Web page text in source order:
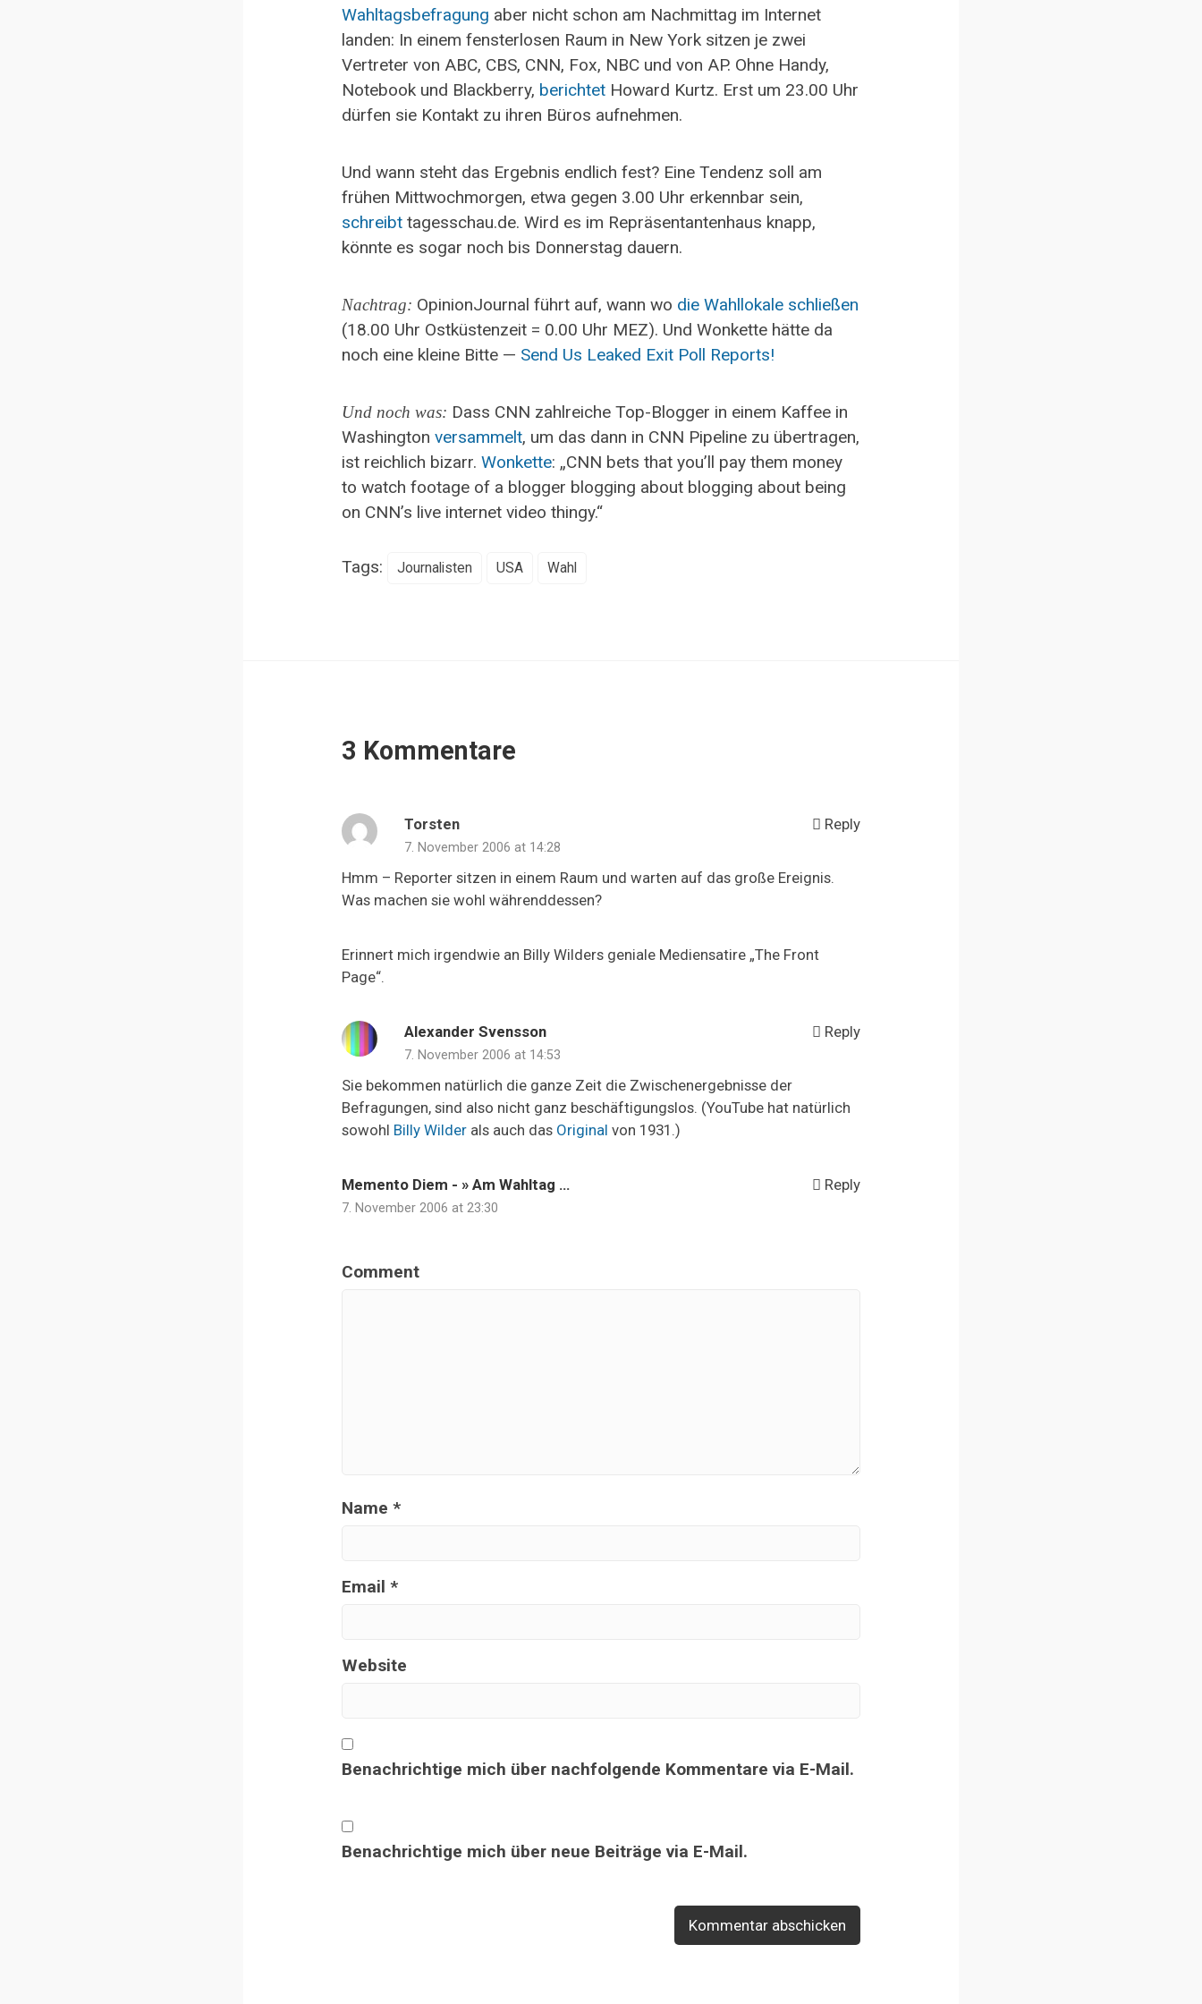
Wahltagsbefragung aber nicht schon am Nachmittag im Internet
landen: In einem fensterlosen Raum in New York sitzen je zwei
Vertreter von ABC, CBS, CNN, Fox, NBC und von AP. Ohne Handy,
Notebook und Blackberry, berichtet Howard Kurtz. Erst um 23.00 Uhr
dürfen sie Kontakt zu ihren Büros aufnehmen.
Und wann steht das Ergebnis endlich fest? Eine Tendenz soll am
frühen Mittwochmorgen, etwa gegen 3.00 Uhr erkennbar sein,
schreibt tagesschau.de. Wird es im Repräsentantenhaus knapp,
könnte es sogar noch bis Donnerstag dauern.
Nachtrag: OpinionJournal führt auf, wann wo die Wahllokale schließen
(18.00 Uhr Ostküstenzeit = 0.00 Uhr MEZ). Und Wonkette hätte da
noch eine kleine Bitte — Send Us Leaked Exit Poll Reports!
Und noch was: Dass CNN zahlreiche Top-Blogger in einem Kaffee in
Washington versammelt, um das dann in CNN Pipeline zu übertragen,
ist reichlich bizarr. Wonkette: „CNN bets that you’ll pay them money
to watch footage of a blogger blogging about blogging about being
on CNN’s live internet video thingy.“
Tags: Journalisten USA Wahl
3 Kommentare
Torsten
7. November 2006 at 14:28
Hmm – Reporter sitzen in einem Raum und warten auf das große Ereignis.
Was machen sie wohl währenddessen?
Erinnert mich irgendwie an Billy Wilders geniale Mediensatire „The Front
Page“.
Reply
Alexander Svensson
7. November 2006 at 14:53
Sie bekommen natürlich die ganze Zeit die Zwischenergebnisse der
Befragungen, sind also nicht ganz beschäftigungslos. (YouTube hat natürlich
sowohl Billy Wilder als auch das Original von 1931.)
Reply
Memento Diem - » Am Wahltag …
7. November 2006 at 23:30
Reply
Comment
Name *
Email *
Website
Benachrichtige mich über nachfolgende Kommentare via E-Mail.
Benachrichtige mich über neue Beiträge via E-Mail.